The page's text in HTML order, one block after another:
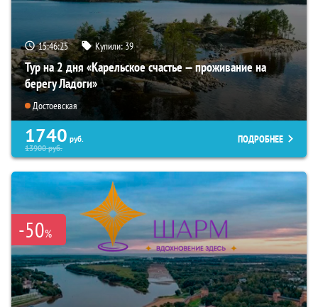
15:46:23 Купили:39
Тур на 2 дня «Карельское счастье — проживание на
берегу Ладоги»
Достоевская
1740 руб.
13900руб.
ПОДРОБНЕЕ
-50%